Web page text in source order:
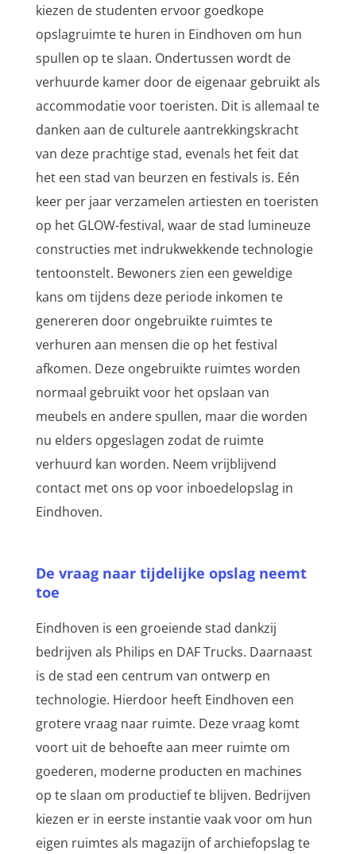
kiezen de studenten ervoor goedkope
opslagruimte te huren in Eindhoven om hun
spullen op te slaan. Ondertussen wordt de
verhuurde kamer door de eigenaar gebruikt als
accommodatie voor toeristen. Dit is allemaal te
danken aan de culturele aantrekkingskracht
van deze prachtige stad, evenals het feit dat
het een stad van beurzen en festivals is. Eén
keer per jaar verzamelen artiesten en toeristen
op het GLOW-festival, waar de stad lumineuze
constructies met indrukwekkende technologie
tentoonstelt. Bewoners zien een geweldige
kans om tijdens deze periode inkomen te
genereren door ongebruikte ruimtes te
verhuren aan mensen die op het festival
afkomen. Deze ongebruikte ruimtes worden
normaal gebruikt voor het opslaan van
meubels en andere spullen, maar die worden
nu elders opgeslagen zodat de ruimte
verhuurd kan worden. Neem vrijblijvend
contact met ons op voor inboedelopslag in
Eindhoven.
De vraag naar tijdelijke opslag neemt
toe
Eindhoven is een groeiende stad dankzij
bedrijven als Philips en DAF Trucks. Daarnaast
is de stad een centrum van ontwerp en
technologie. Hierdoor heeft Eindhoven een
grotere vraag naar ruimte. Deze vraag komt
voort uit de behoefte aan meer ruimte om
goederen, moderne producten en machines
op te slaan om productief te blijven. Bedrijven
kiezen er in eerste instantie vaak voor om hun
eigen ruimtes als magazijn of archiefopslag te